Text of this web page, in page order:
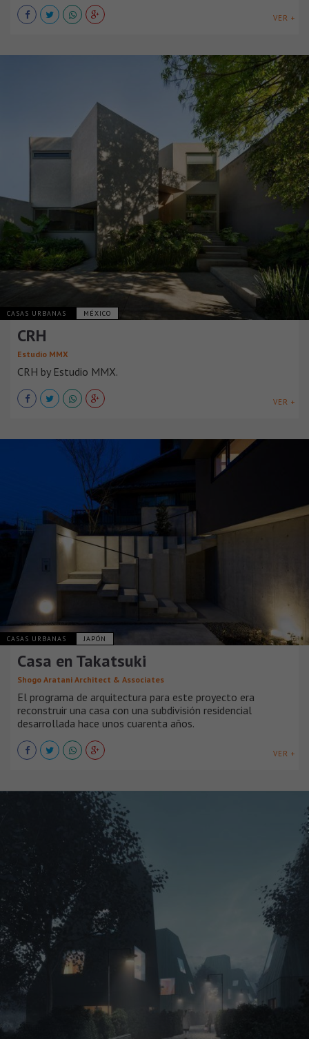
VER +
CASAS URBANAS MÉXICO
CRH
Estudio MMX
CRH by Estudio MMX.
VER +
CASAS URBANAS JAPÓN
Casa en Takatsuki
Shogo Aratani Architect & Associates
El programa de arquitectura para este proyecto era
reconstruir una casa con una subdivisión residencial
desarrollada hace unos cuarenta años.
VER +